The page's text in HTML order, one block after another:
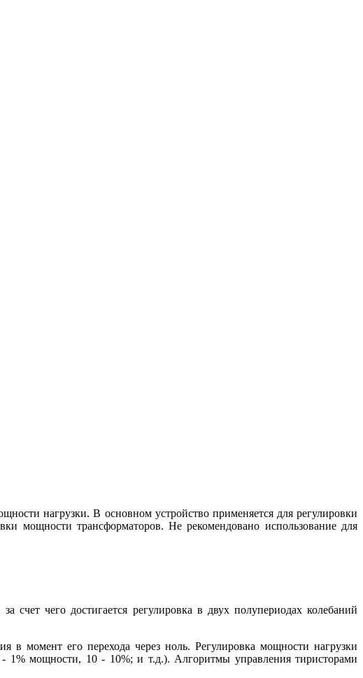
нагрузки. В основном устройство применяется для регулировки
мощности трансформаторов. Не рекомендовано использование для
счет чего достигается регулировка в двух полупериодах колебаний
в момент его перехода через ноль. Регулировка мощности нагрузки
- 1% мощности, 10 - 10%; и т.д.). Алгоритмы управления тиристорами